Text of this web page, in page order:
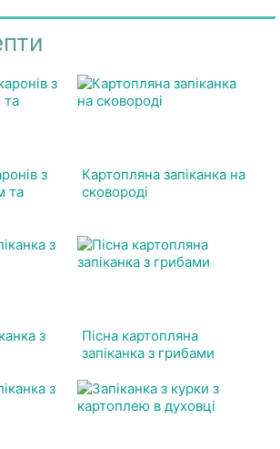
з
та
Картопляна запіканка на
сковороді
з
Пісна картопляна
запіканка з грибами